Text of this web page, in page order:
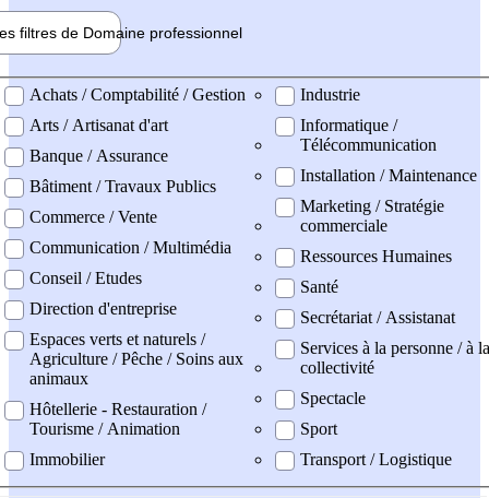
filtres de Domaine professionnel
professionel
Achats / Comptabilité / Gestion
Arts / Artisanat d'art
Banque / Assurance
Bâtiment / Travaux Publics
Commerce / Vente
Communication / Multimédia
Conseil / Etudes
Direction d'entreprise
Espaces verts et naturels /
Agriculture / Pêche / Soins aux
animaux
Hôtellerie - Restauration /
Tourisme / Animation
Immobilier
Industrie
Informatique /
Télécommunication
Installation / Maintenance
Marketing / Stratégie
commerciale
Ressources Humaines
Santé
Secrétariat / Assistanat
Services à la personne / à la
collectivité
Spectacle
Sport
Transport / Logistique